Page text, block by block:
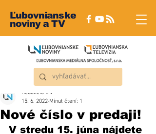
Ľubovnianske
noviny a TV
Nové číslo v predaji!
Redakcia ĽN
15. 6. 2022 Minut čtení: 1
V stredu 15. júna nájdete